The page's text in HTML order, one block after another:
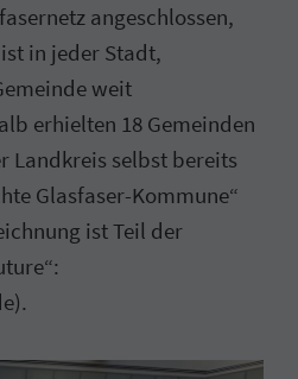
angeschlossen,
in jeder Stadt,
weit
erhielten 18 Gemeinden
Landkreis selbst bereits
Glasfaser-Kommune“
ist Teil der